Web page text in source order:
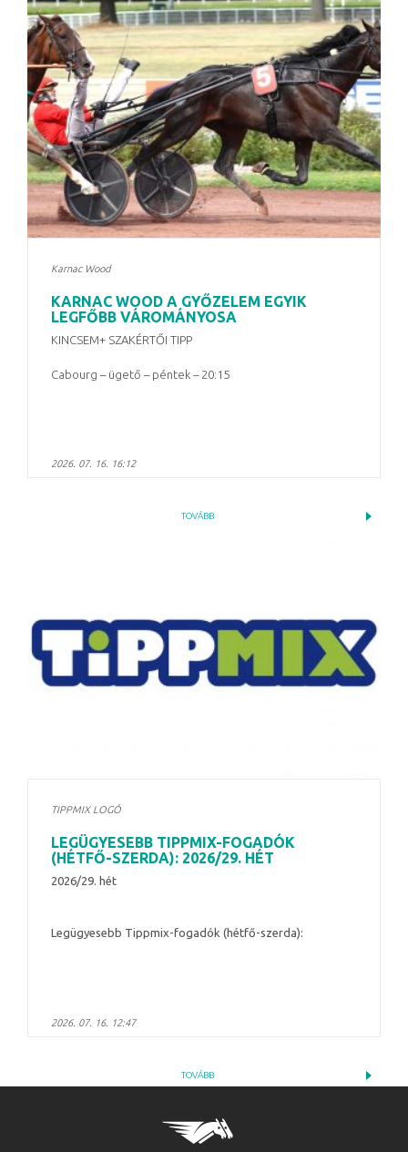
Karnac Wood
KARNAC WOOD A GYŐZELEM EGYIK
LEGFŐBB VÁROMÁNYOSA
KINCSEM+ SZAKÉRTŐI TIPP
Cabourg – ügető – péntek – 20:15
2026. 07. 16. 16:12
TOVÁBB
TIPPMIX LOGÓ
LEGÜGYESEBB TIPPMIX-FOGADÓK
(HÉTFŐ-SZERDA): 2026/29. HÉT
2026/29. hét
Legügyesebb Tippmix-fogadók (hétfő-szerda):
2026. 07. 16. 12:47
TOVÁBB